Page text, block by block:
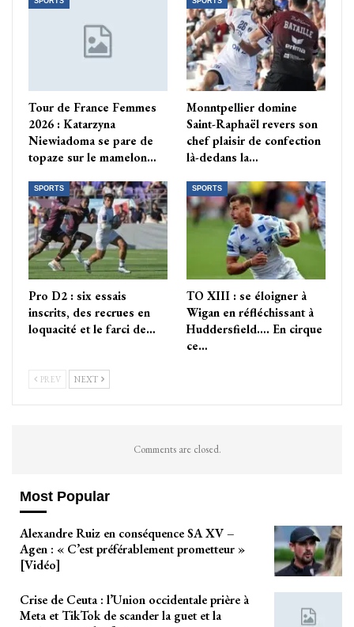
Tour de France Femmes
2026 : Katarzyna
Niewiadoma se pare de
topaze sur le mamelon…
Monntpellier domine
Saint-Raphaël revers son
chef plaisir de confection
là-dedans la…
SPORTS
Pro D2 : six essais
inscrits, des recrues en
loquacité et le farci de…
SPORTS
TO XIII : se éloigner à
Wigan en réfléchissant à
Huddersfield…. En cirque
ce…
PREV NEXT
Comments are closed.
Most Popular
Alexandre Ruiz en conséquence SA XV –
Agen : « C’est préférablement prometteur »
[Vidéo]
Crise de Ceuta : l’Union occidentale prière à
Meta et TikTok de scander la guet et la